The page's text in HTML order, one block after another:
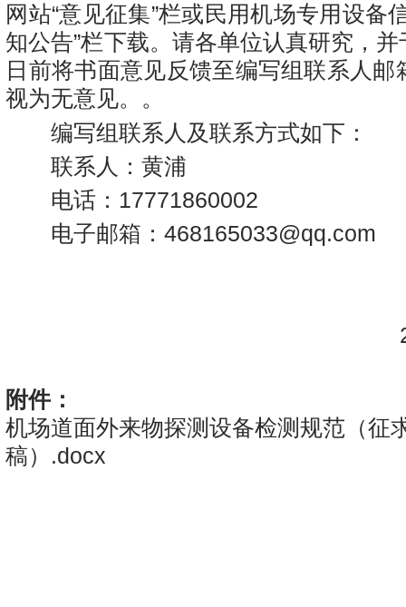
网站“意见征集”栏或民用机场专用设备
知公告”栏下载。请各单位认真研究，
日前将书面意见反馈至编写组联系人邮
视为无意见。。
编写组联系人及联系方式如下：
联系人：黄浦
电话：17771860002
电子邮箱：468165033@qq.com
附件：
机场道面外来物探测设备检测规范（征
稿）.docx